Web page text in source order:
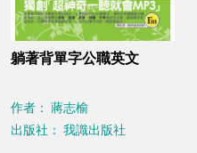
躺著背單字公職英文
作者： 蔣志榆
出版社： 我識出版社